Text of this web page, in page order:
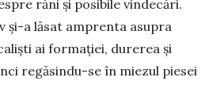
răni și posibile vindecări.
și-a lăsat amprenta asupra
ai formației, durerea și
regăsindu-se în miezul piesei